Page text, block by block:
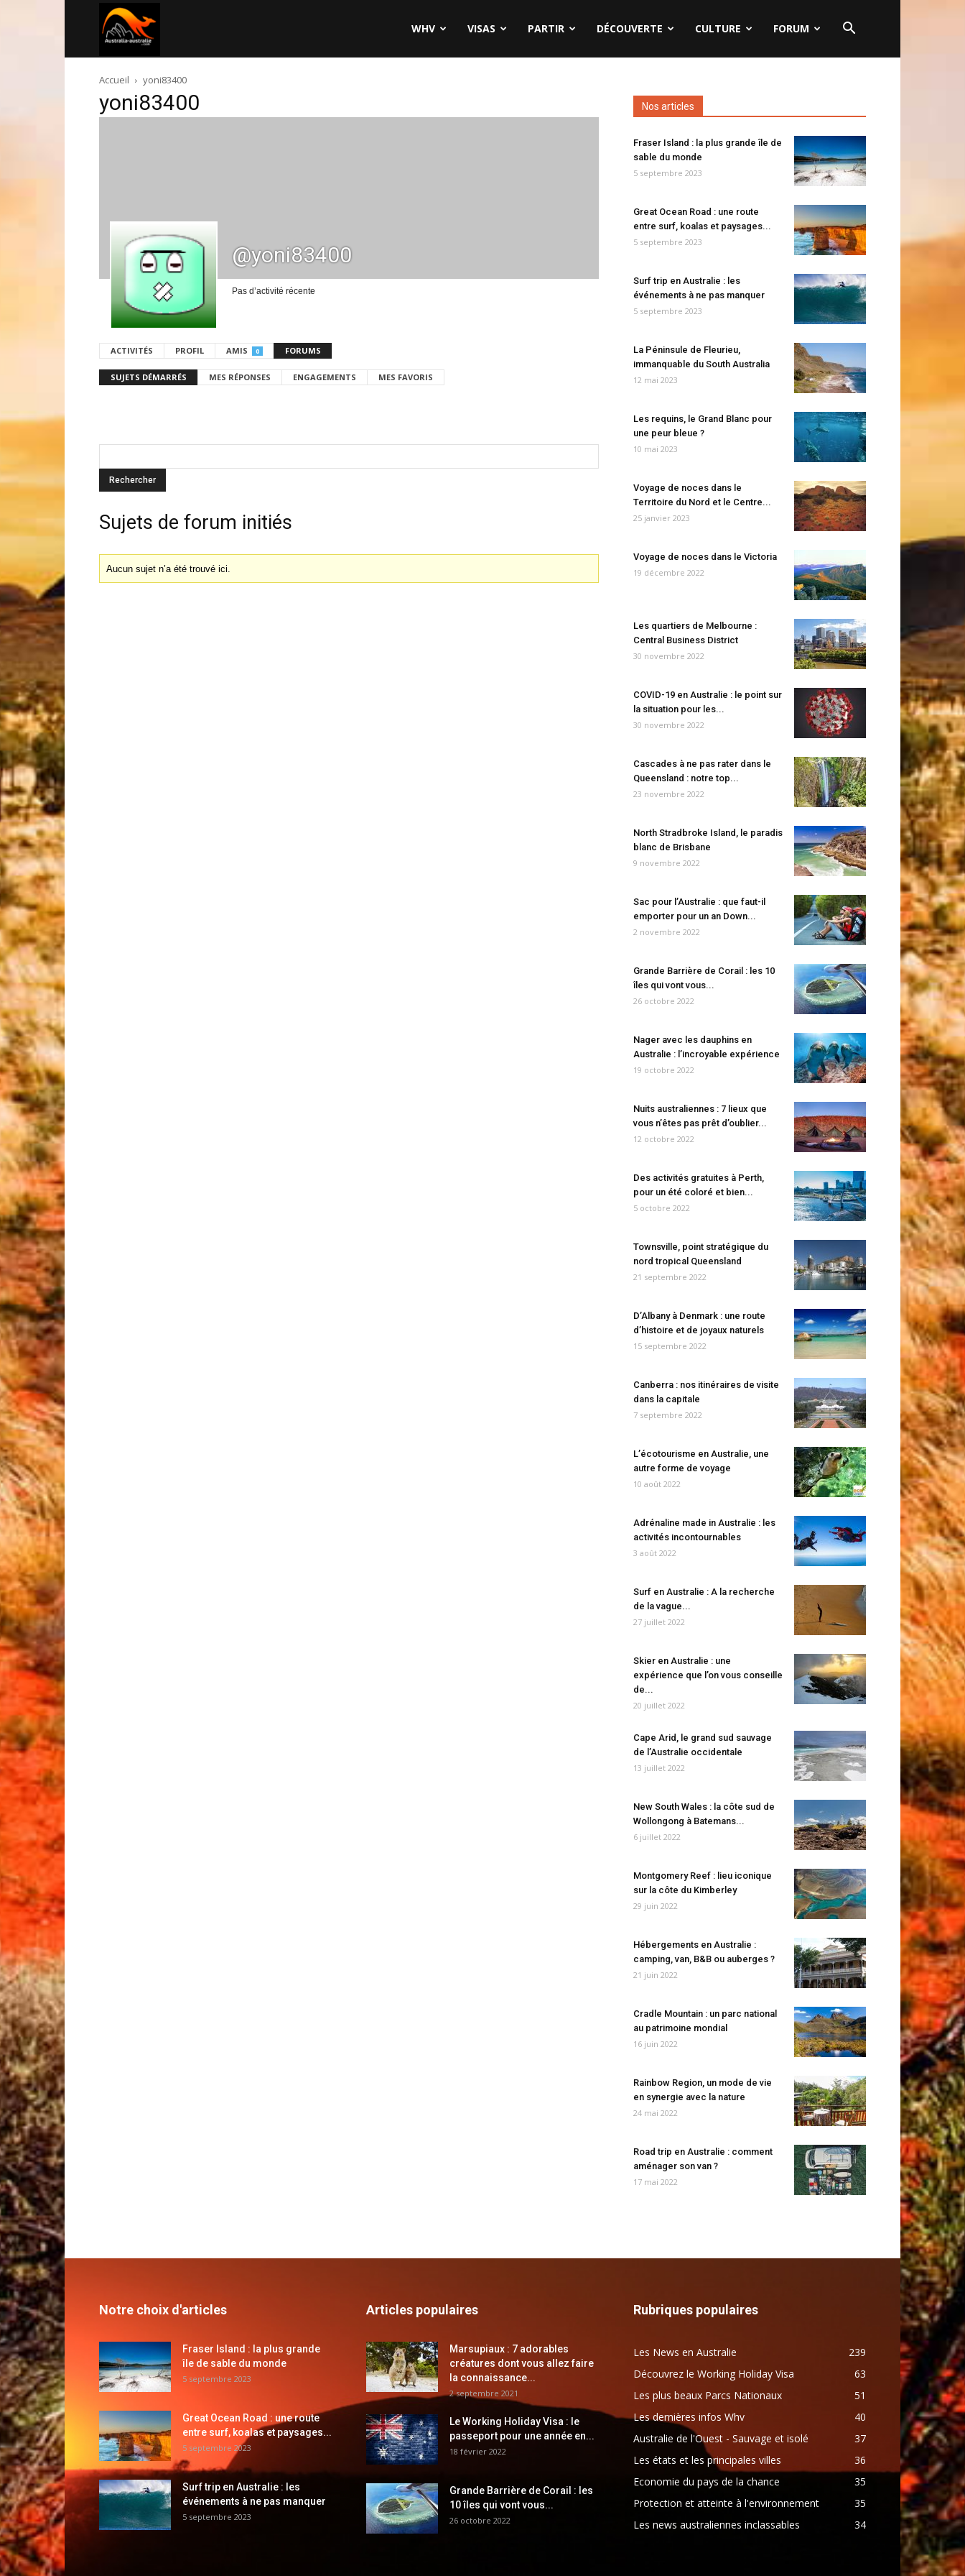
australie.com
WHV VISAS PARTIR DÉCOUVERTE CULTURE FORUM
Accueil yoni83400
yoni83400
@yoni83400
Pas d’activité récente
ACTIVITÉS PROFIL AMIS 0 FORUMS
SUJETS DÉMARRÉS MES RÉPONSES ENGAGEMENTS MES FAVORIS
Sujets de forum initiés
Aucun sujet n’a été trouvé ici.
Nos articles
Fraser Island : la plus grande île de
sable du monde
5 septembre 2023
Great Ocean Road : une route
entre surf, koalas et paysages...
5 septembre 2023
Surf trip en Australie : les
événements à ne pas manquer
5 septembre 2023
La Péninsule de Fleurieu,
immanquable du South Australia
12 mai 2023
Les requins, le Grand Blanc pour
une peur bleue ?
10 mai 2023
Voyage de noces dans le
Territoire du Nord et le Centre...
25 janvier 2023
Voyage de noces dans le Victoria
19 décembre 2022
Les quartiers de Melbourne :
Central Business District
30 novembre 2022
COVID-19 en Australie : le point sur
la situation pour les...
30 novembre 2022
Cascades à ne pas rater dans le
Queensland : notre top...
23 novembre 2022
North Stradbroke Island, le paradis
blanc de Brisbane
9 novembre 2022
Sac pour l’Australie : que faut-il
emporter pour un an Down...
2 novembre 2022
Grande Barrière de Corail : les 10
îles qui vont vous...
26 octobre 2022
Nager avec les dauphins en
Australie : l’incroyable expérience
19 octobre 2022
Nuits australiennes : 7 lieux que
vous n’êtes pas prêt d’oublier...
12 octobre 2022
Des activités gratuites à Perth,
pour un été coloré et bien...
5 octobre 2022
Townsville, point stratégique du
nord tropical Queensland
21 septembre 2022
D’Albany à Denmark : une route
d’histoire et de joyaux naturels
15 septembre 2022
Canberra : nos itinéraires de visite
dans la capitale
7 septembre 2022
L’écotourisme en Australie, une
autre forme de voyage
10 août 2022
Adrénaline made in Australie : les
activités incontournables
3 août 2022
Surf en Australie : A la recherche
de la vague...
27 juillet 2022
Skier en Australie : une
expérience que l’on vous conseille
de...
20 juillet 2022
Cape Arid, le grand sud sauvage
de l’Australie occidentale
13 juillet 2022
New South Wales : la côte sud de
Wollongong à Batemans...
6 juillet 2022
Montgomery Reef : lieu iconique
sur la côte du Kimberley
29 juin 2022
Hébergements en Australie :
camping, van, B&B ou auberges ?
21 juin 2022
Cradle Mountain : un parc national
au patrimoine mondial
16 juin 2022
Rainbow Region, un mode de vie
en synergie avec la nature
24 mai 2022
Road trip en Australie : comment
aménager son van ?
17 mai 2022
Notre choix d'articles
Fraser Island : la plus grande
île de sable du monde
5 septembre 2023
Great Ocean Road : une route
entre surf, koalas et paysages...
5 septembre 2023
Surf trip en Australie : les
événements à ne pas manquer
5 septembre 2023
Articles populaires
Marsupiaux : 7 adorables
créatures dont vous allez faire
la connaissance...
2 septembre 2021
Le Working Holiday Visa : le
passeport pour une année en...
18 février 2022
Grande Barrière de Corail : les
10 îles qui vont vous...
26 octobre 2022
Rubriques populaires
Les News en Australie
239
Découvrez le Working Holiday Visa
63
Les plus beaux Parcs Nationaux
51
Les dernières infos Whv
40
Australie de l'Ouest - Sauvage et isolé
37
Les états et les principales villes
36
Economie du pays de la chance
35
Protection et atteinte à l'environnement
35
Les news australiennes inclassables
34